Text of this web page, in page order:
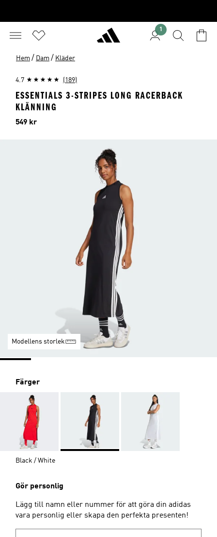
1
Hem / Dam / Kläder
4.7 (189)
ESSENTIALS 3-STRIPES LONG RACERBACK
KLÄNNING
Pris
549 kr
Modellens storlek
Färger
Black / White
Gör personlig
Lägg till namn eller nummer för att göra din adidas
vara personlig eller skapa den perfekta presenten!